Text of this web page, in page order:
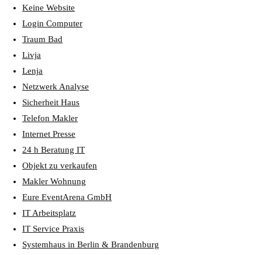
Keine Website
Login Computer
Traum Bad
Livja
Lenja
Netzwerk Analyse
Sicherheit Haus
Telefon Makler
Internet Presse
24 h Beratung IT
Objekt zu verkaufen
Makler Wohnung
Eure EventArena GmbH
IT Arbeitsplatz
IT Service Praxis
Systemhaus in Berlin & Brandenburg